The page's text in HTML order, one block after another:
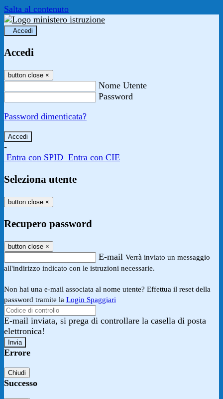
Salta al contenuto
Accedi
Accedi
button close ×
Nome Utente
Password
Password dimenticata?
-
Entra con SPID Entra con CIE
Seleziona utente
button close ×
Recupero password
button close ×
E-mail Verrà inviato un messaggio
all'indirizzo indicato con le istruzioni necessarie.
Non hai una e-mail associata al nome utente? Effettua il reset della
password tramite la Login Spaggiari
E-mail inviata, si prega di controllare la casella di posta
elettronica!
Errore
Chiudi
Successo